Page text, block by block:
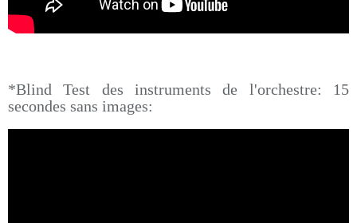
*Blind Test des instruments de l'orchestre: 15
secondes sans images: